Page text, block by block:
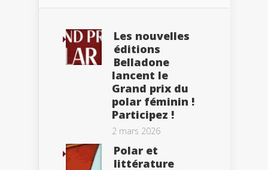
Les nouvelles
éditions
Belladone
lancent le
Grand prix du
polar féminin !
Participez !
2 mars 2026
Polar et
littérature